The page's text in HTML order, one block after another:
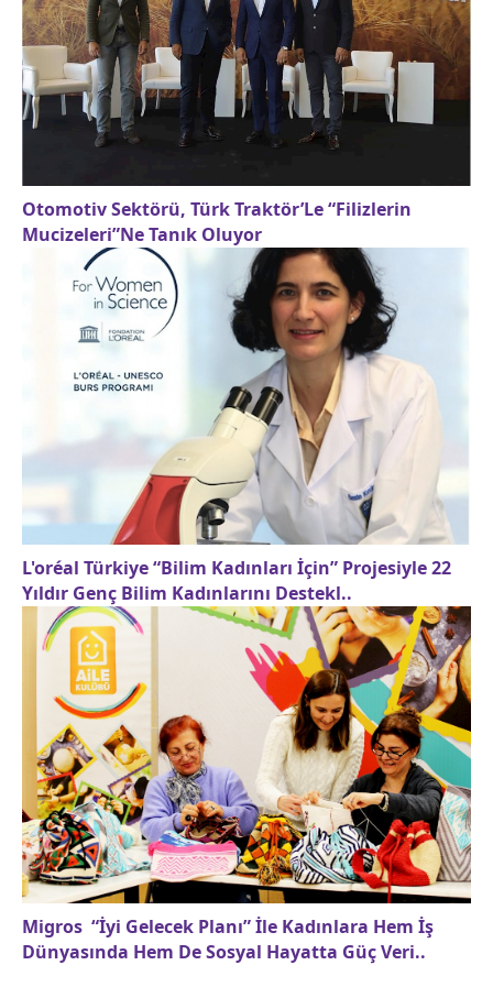
Otomotiv Sektörü, Türk Traktör’Le “Filizlerin
Mucizeleri”Ne Tanık Oluyor
L'oréal Türkiye “Bilim Kadınları İçin” Projesiyle 22
Yıldır Genç Bilim Kadınlarını Destekl..
Migros “İyi Gelecek Planı” İle Kadınlara Hem İş
Dünyasında Hem De Sosyal Hayatta Güç Veri..